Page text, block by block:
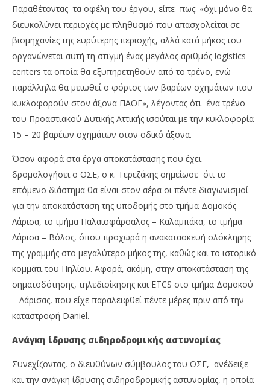
Παραθέτοντας τα οφέλη του έργου, είπε πως: «όχι μόνο θα
διευκολύνει περιοχές με πληθυσμό που απασχολείται σε
βιομηχανίες της ευρύτερης περιοχής, αλλά κατά μήκος του
οργανώνεται αυτή τη στιγμή ένας μεγάλος αριθμός logistics
centers τα οποία θα εξυπηρετηθούν από το τρένο, ενώ
παράλληλα θα μειωθεί ο φόρτος των βαρέων οχημάτων που
κυκλοφορούν στον άξονα ΠΑΘΕ», λέγοντας ότι ένα τρένο
του Προαστιακού Δυτικής Αττικής ισούται με την κυκλοφορία
15 – 20 βαρέων οχημάτων στον οδικό άξονα.
Όσον αφορά στα έργα αποκατάστασης που έχει
δρομολογήσει ο ΟΣΕ, ο κ. Τερεζάκης σημείωσε ότι το
επόμενο διάστημα θα είναι στον αέρα οι πέντε διαγωνισμοί
για την αποκατάσταση της υποδομής στο τμήμα Δομοκός –
Λάρισα, το τμήμα Παλαιοφάρσαλος – Καλαμπάκα, το τμήμα
Λάρισα – Βόλος, όπου προχωρά η ανακατασκευή ολόκληρης
της γραμμής στο μεγαλύτερο μήκος της, καθώς και το ιστορικό
κομμάτι του Πηλίου. Αφορά, ακόμη, στην αποκατάσταση της
σηματοδότησης, τηλεδιοίκησης και ETCS στο τμήμα Δομοκού
– Λάρισας, που είχε παραλειφθεί πέντε μέρες πριν από την
καταστροφή Daniel.
Ανάγκη ίδρυσης σιδηροδρομικής αστυνομίας
Συνεχίζοντας, ο διευθύνων σύμβουλος του ΟΣΕ, ανέδειξε
και την ανάγκη ίδρυσης σιδηροδρομικής αστυνομίας, η οποία